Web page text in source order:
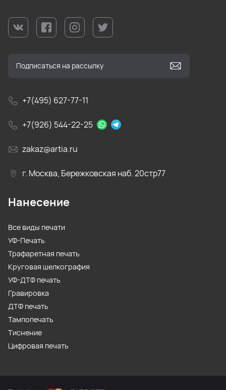
+7(495) 627-77-11
+7(926) 544-22-25
zakaz@artia.ru
г. Москва, Бережковская наб. 20стр77
Нанесение
Все виды печати
УФ-Печать
Трафаретная печать
Круговая шелкография
УФ-ДТФ печать
Гравировка
ДТФ печать
Тампопечать
Тиснение
Цифровая печать